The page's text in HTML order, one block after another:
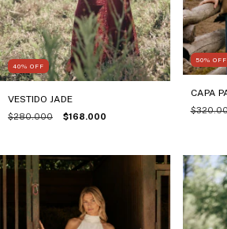
40% OFF
VESTIDO JADE
$280.000 $168.000
50% OFF
CAPA